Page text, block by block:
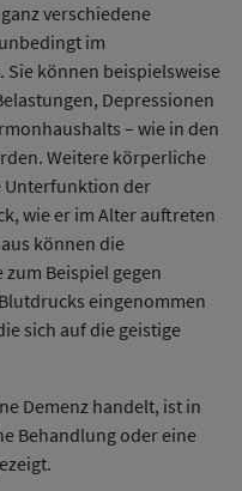
verschiedene
im
Sie können beispielsweise
Depressionen
– wie in den
Weitere körperliche
Unterfunktion der
wie er im Alter auftreten
können die
Beispiel gegen
eingenommen
sich auf die geistige
Demenz handelt, ist in
Behandlung oder eine